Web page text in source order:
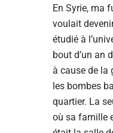
En Syrie, ma
voulait
étudié à
bout d’un an
à cause de la
les bombes
quartier. La
où sa famille